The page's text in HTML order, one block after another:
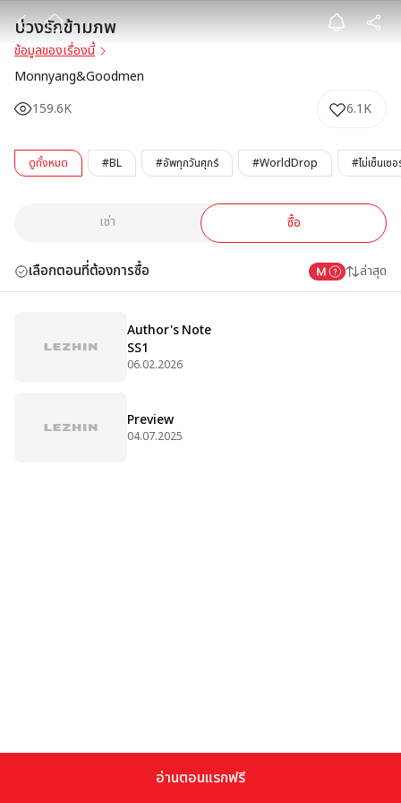
บ่วงรักข้ามภพ
บ่วงรักข้ามภพ
ข้อมูลของเรื่องนี้
Monnyang&Goodmen
159.6K
6.1K
ดูทั้งหมด #BL #อัพทุกวันศุกร์ #WorldDrop #ไม่เซ็นเซอ
เช่า ซื้อ
เลือกตอนที่ต้องการซื้อ ล่าสุด
Author's Note
SS1
06.02.2026
Preview
04.07.2025
อ่านตอนแรกฟรี